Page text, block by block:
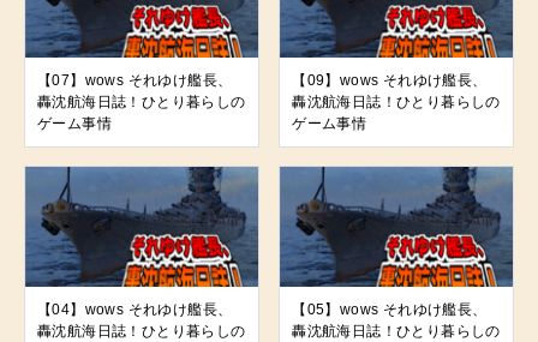
【07】wows それゆけ艦長、
轟沈航海日誌！ひとり暮らしの
ゲーム事情
【09】wows それゆけ艦長、
轟沈航海日誌！ひとり暮らしの
ゲーム事情
【04】wows それゆけ艦長、
轟沈航海日誌！ひとり暮らしの
【05】wows それゆけ艦長、
轟沈航海日誌！ひとり暮らしの